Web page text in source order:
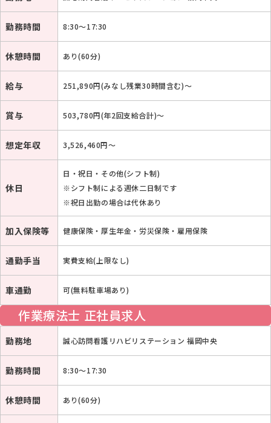
勤務時間 8:30～17:30
休憩時間 あり(60分)
給与 251,890円(みなし残業30時間含む)〜
賞与 503,780円(年2回支給合計)〜
想定年収 3,526,460円～
休日
日・祝日・その他(シフト制)
※シフト制による週休二日制です
※祝日出勤の場合は代休あり
加入保険等 健康保険・厚生年金・労災保険・雇用保険
通勤手当 実費支給(上限なし)
車通勤 可(無料駐車場あり)
作業療法士 正社員求人
勤務地 誠心訪問看護リハビリステーション 福岡中央
勤務時間 8:30～17:30
休憩時間 あり(60分)